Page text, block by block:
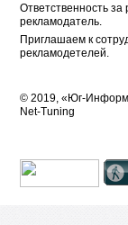
Ответственность
рекламодатель.
Приглашаем к
рекламодетелей.
© 2019, «Юг-
Net-Tuning